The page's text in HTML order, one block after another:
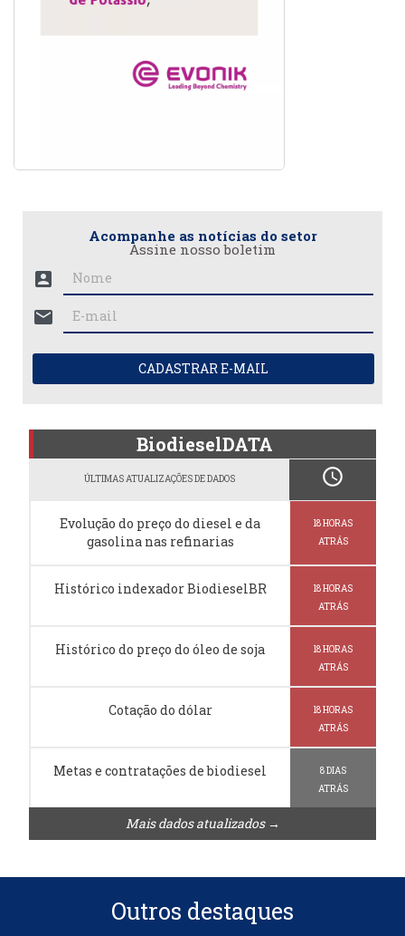
Acompanhe as notícias do setor
Assine nosso boletim
account_box
mail
CADASTRAR E-MAIL
BiodieselDATA
ÚLTIMAS ATUALIZAÇÕES DE DADOS schedule
Evolução do preço do diesel e da
gasolina nas refinarias
18 HORAS
ATRÁS
Histórico indexador BiodieselBR
18 HORAS
ATRÁS
Histórico do preço do óleo de soja
18 HORAS
ATRÁS
Cotação do dólar
18 HORAS
ATRÁS
Metas e contratações de biodiesel
8 DIAS
ATRÁS
Mais dados atualizados →
Outros destaques